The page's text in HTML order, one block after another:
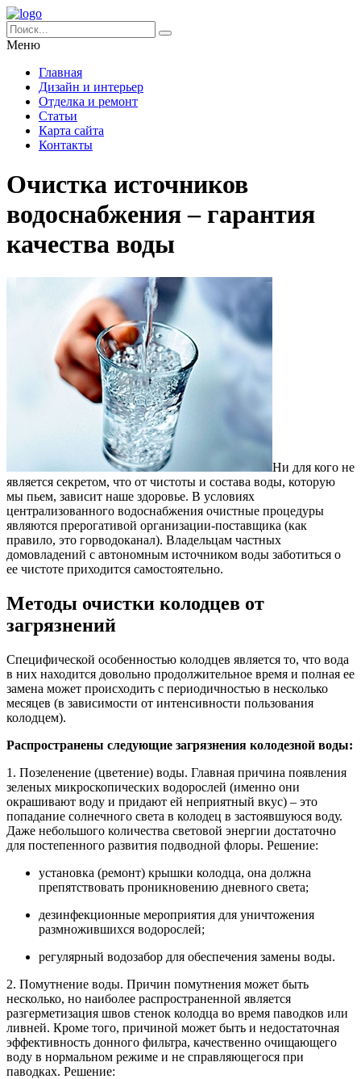
Меню
Главная
Дизайн и интерьер
Отделка и ремонт
Статьи
Карта сайта
Контакты
Очистка источников
водоснабжения – гарантия
качества воды
Ни для кого не
является секретом, что от чистоты и состава воды, которую
мы пьем, зависит наше здоровье. В условиях
централизованного водоснабжения очистные процедуры
являются прерогативой организации-поставщика (как
правило, это горводоканал). Владельцам частных
домовладений с автономным источником воды заботиться о
ее чистоте приходится самостоятельно.
Методы очистки колодцев от
загрязнений
Специфической особенностью колодцев является то, что вода
в них находится довольно продолжительное время и полная ее
замена может происходить с периодичностью в несколько
месяцев (в зависимости от интенсивности пользования
колодцем).
Распространены следующие загрязнения колодезной воды:
1. Позеленение (цветение) воды. Главная причина появления
зеленых микроскопических водорослей (именно они
окрашивают воду и придают ей неприятный вкус) – это
попадание солнечного света в колодец в застоявшуюся воду.
Даже небольшого количества световой энергии достаточно
для постепенного развития подводной флоры. Решение:
установка (ремонт) крышки колодца, она должна
препятствовать проникновению дневного света;
дезинфекционные мероприятия для уничтожения
размножившихся водорослей;
регулярный водозабор для обеспечения замены воды.
2. Помутнение воды. Причин помутнения может быть
несколько, но наиболее распространенной является
разгерметизация швов стенок колодца во время паводков или
ливней. Кроме того, причиной может быть и недостаточная
эффективность донного фильтра, качественно очищающего
воду в нормальном режиме и не справляющегося при
паводках. Решение: